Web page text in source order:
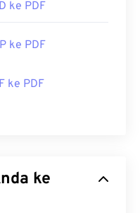
ke PDF
ke PDF
ke PDF